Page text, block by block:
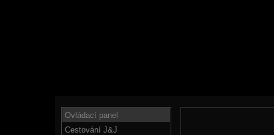
Ovládací panel
Cestování J&J